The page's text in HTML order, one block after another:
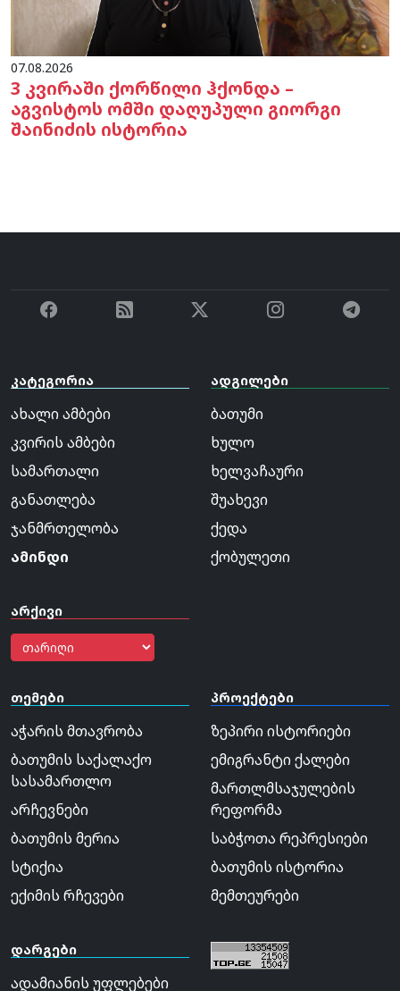
07.08.2026
3 კვირაში ქორწილი ჰქონდა –
აგვისტოს ომში დაღუპული გიორგი
შაინიძის ისტორია
კატეგორია
ახალი ამბები
კვირის ამბები
სამართალი
განათლება
ჯანმრთელობა
ამინდი
არქივი
ადგილები
ბათუმი
ხულო
ხელვაჩაური
შუახევი
ქედა
ქობულეთი
თემები
აჭარის მთავრობა
ბათუმის საქალაქო
სასამართლო
არჩევნები
ბათუმის მერია
სტიქია
ექიმის რჩევები
პროექტები
ზეპირი ისტორიები
ემიგრანტი ქალები
მართლმსაჯულების
რეფორმა
საბჭოთა რეპრესიები
ბათუმის ისტორია
მემთეურები
დარგები
ადამიანის უფლებები